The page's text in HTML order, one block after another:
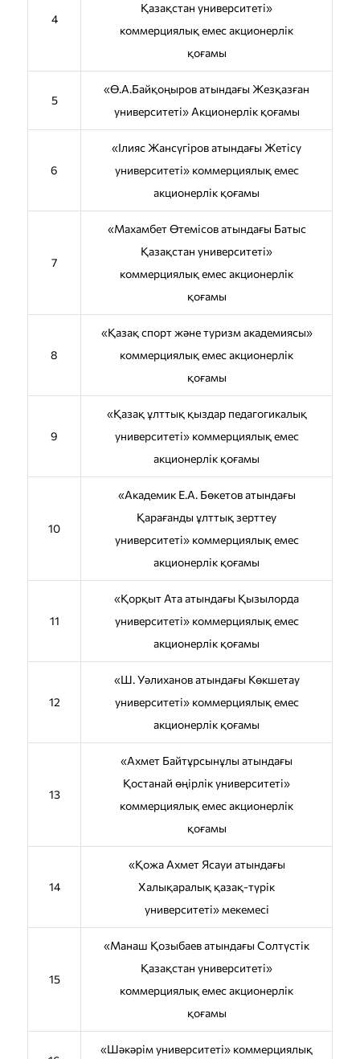
4
Қазақстан университеті»
коммерциялық емес акционерлік
қоғамы
5
«Ө.А.Байқоңыров атындағы Жезқазған
университеті» Акционерлік қоғамы
6
«Ілияс Жансүгіров атындағы Жетісу
университеті» коммерциялық емес
акционерлік қоғамы
7
«Махамбет Өтемісов атындағы Батыс
Қазақстан университеті»
коммерциялық емес акционерлік
қоғамы
8
«Қазақ спорт және туризм академиясы»
коммерциялық емес акционерлік
қоғамы
9
«Қазақ ұлттық қыздар педагогикалық
университеті» коммерциялық емес
акционерлік қоғамы
10
«Академик Е.А. Бөкетов атындағы
Қарағанды ұлттық зерттеу
университеті» коммерциялық емес
акционерлік қоғамы
11
«Қорқыт Ата атындағы Қызылорда
университеті» коммерциялық емес
акционерлік қоғамы
12
«Ш. Уәлиханов атындағы Көкшетау
университетi» коммерциялық емес
акционерлік қоғамы
13
«Ахмет Байтұрсынұлы атындағы
Қостанай өңірлік университеті»
коммерциялық емес акционерлік
қоғамы
14
«Қожа Ахмет Ясауи атындағы
Халықаралық қазақ-түрік
университеті» мекемесі
15
«Манаш Қозыбаев атындағы Солтүстік
Қазақстан университеті»
коммерциялық емес акционерлік
қоғамы
«Шәкәрім университеті» коммерциялық